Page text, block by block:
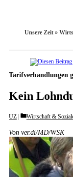
Unsere Zeit »
Tarifverhandlungen
Kein
UZ Categories
Wirtschaft &
Von ver.di/MD/WSK